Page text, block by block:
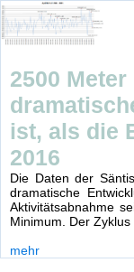
2500
ist, als die
2016
Die Daten der
dramatische
Aktivitätsabnahme
Minimum. Der
mehr